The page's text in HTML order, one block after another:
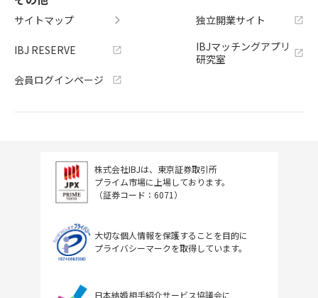
サイトマップ
IBJ RESERVE
会員ログインページ
独立開業サイト
IBJマッチングアプリ
研究室
株式会社IBJは、東京証券取引所
プライム市場に上場しております。
（証券コード：6071）
大切な個人情報を保護することを目的に
プライバシーマークを取得しています。
日本結婚相手紹介サービス協議会に